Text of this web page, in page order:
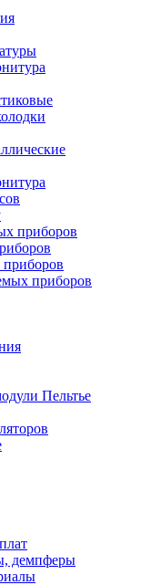
приборов
приборов
приборов
Пельтье
демпферы